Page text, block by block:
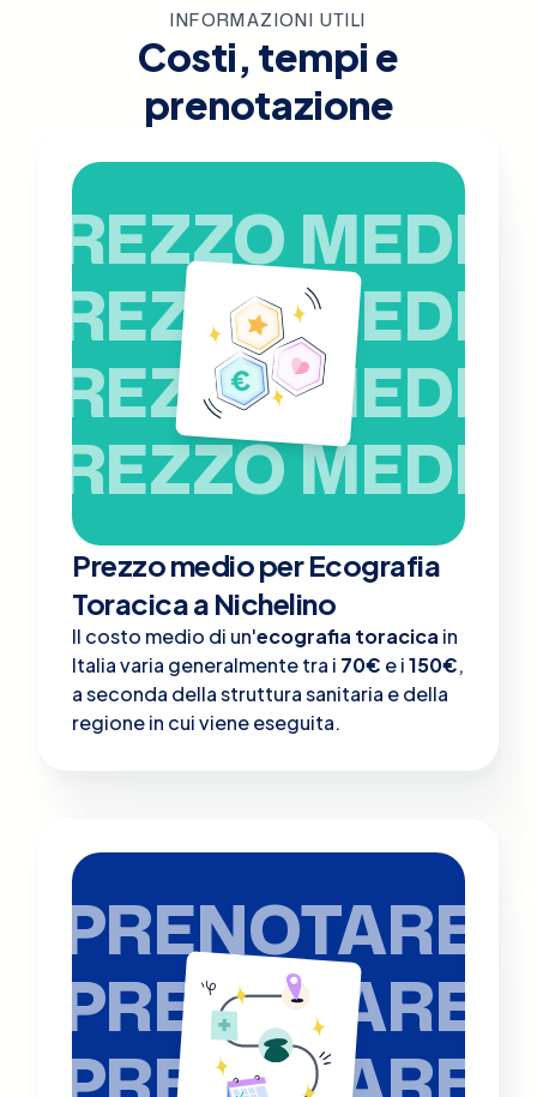
INFORMAZIONI UTILI
Costi, tempi e
prenotazione
PREZZO MEDIO
PREZZO MEDIO
PREZZO MEDIO
PREZZO MEDIO
Prezzo medio per Ecografia
Toracica a Nichelino
Il costo medio di un'ecografia toracica in
Italia varia generalmente tra i 70€ e i150€,
a seconda della struttura sanitaria e della
regione in cui viene eseguita.
PRENOTARE
PRENOTARE